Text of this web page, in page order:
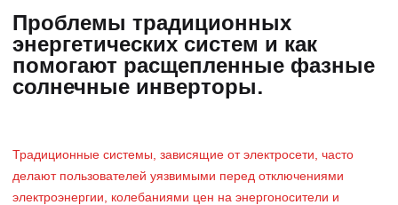
Проблемы традиционных
энергетических систем и как
помогают расщепленные фазные
солнечные инверторы.
Традиционные системы, зависящие от электросети, часто
делают пользователей уязвимыми перед отключениями
электроэнергии, колебаниями цен на энергоносители и